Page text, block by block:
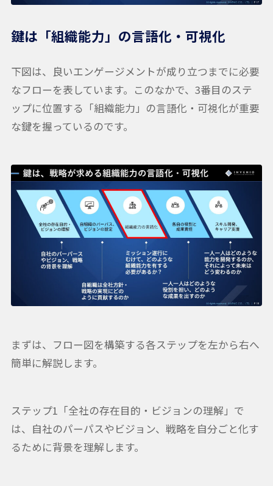
鍵は「組織能力」の言語化・可視化
下図は、良いエンゲージメントが成り立つまでに必要
なフローを表しています。このなかで、3番目のステ
ップに位置する「組織能力」の言語化・可視化が重要
な鍵を握っているのです。
まずは、フロー図を構築する各ステップを左から右へ
簡単に解説します。
ステップ1「全社の存在目的・ビジョンの理解」で
は、自社のパーパスやビジョン、戦略を自分ごと化す
るために背景を理解します。